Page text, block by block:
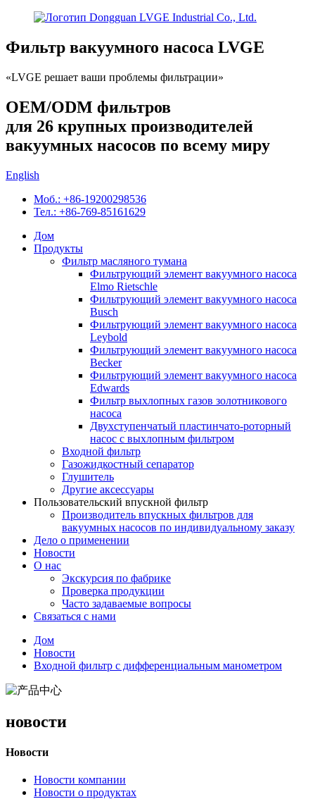
Фильтр вакуумного насоса LVGE
«LVGE решает ваши проблемы фильтрации»
OEM/ODM фильтров
для 26 крупных производителей
вакуумных насосов по всему миру
English
Моб.: +86-19200298536
Тел.: +86-769-85161629
Дом
Продукты
Фильтр масляного тумана
Фильтрующий элемент вакуумного насоса
Elmo Rietschle
Фильтрующий элемент вакуумного насоса
Busch
Фильтрующий элемент вакуумного насоса
Leybold
Фильтрующий элемент вакуумного насоса
Becker
Фильтрующий элемент вакуумного насоса
Edwards
Фильтр выхлопных газов золотникового
насоса
Двухступенчатый пластинчато-роторный
насос с выхлопным фильтром
Входной фильтр
Газожидкостный сепаратор
Глушитель
Другие аксессуары
Пользовательский впускной фильтр
Производитель впускных фильтров для
вакуумных насосов по индивидуальному заказу
Дело о применении
Новости
О нас
Экскурсия по фабрике
Проверка продукции
Часто задаваемые вопросы
Связаться с нами
Дом
Новости
Входной фильтр с дифференциальным манометром
новости
Новости
Новости компании
Новости о продуктах